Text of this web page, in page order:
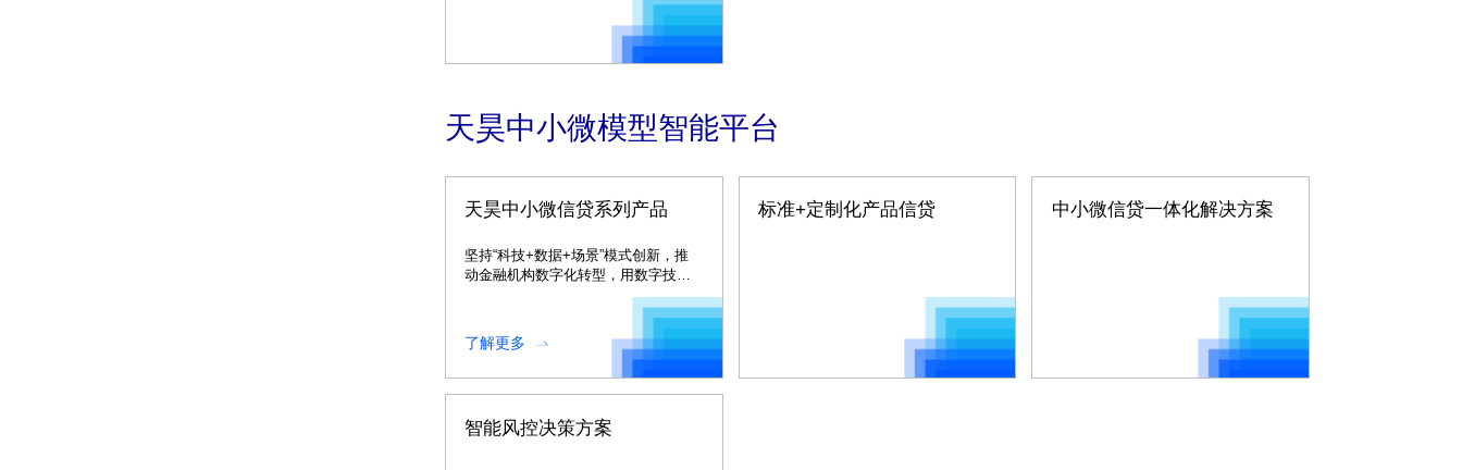
天昊中小微模型智能平台
天昊中小微信贷系列产品
坚持“科技+数据+场景”模式创新，推
动金融机构数字化转型，用数字技术
了解更多
标准+定制化产品信贷 中小微信贷一体化解决方案
智能风控决策方案